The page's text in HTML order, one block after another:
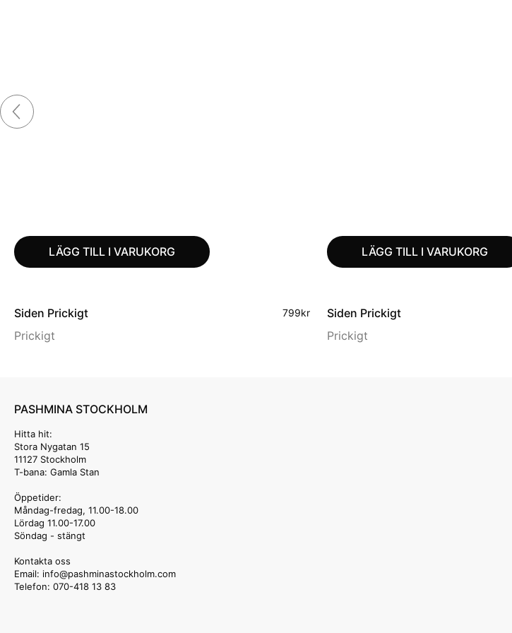
LÄGG TILL I VARUKORG
Siden Prickigt 799kr
Prickigt
LÄGG TILL I VARUKORG
Siden Prickigt
Prickigt
PASHMINA STOCKHOLM
Hitta hit:
Stora Nygatan 15
11127 Stockholm
T-bana: Gamla Stan
Öppetider:
Måndag-fredag, 11.00-18.00
Lördag 11.00-17.00
Söndag - stängt
Kontakta oss
Email: info@pashminastockholm.com
Telefon: 070-418 13 83